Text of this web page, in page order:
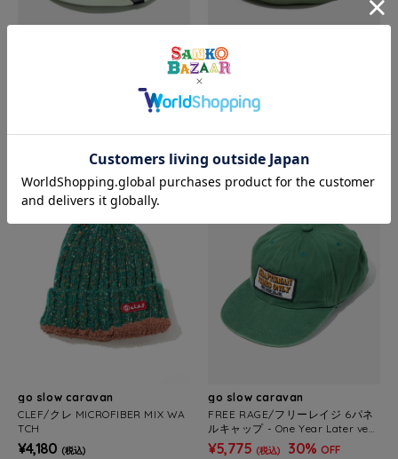
ライトキャンバス総刺繍キャンパ
go slow caravan
ハット
go slow caravan
CLEF/クレ MICROFIBER MIX WA
TCH
¥4,180 (税込)
SALE
go slow caravan
FREE RAGE/フリーレイジ 6パネ
ルキャップ - One Year Later ver
-¥5,775 (税込) 30% OFF